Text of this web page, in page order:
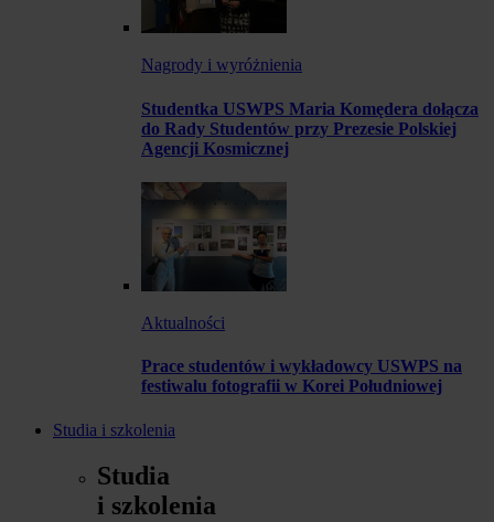
Nagrody i wyróżnienia
Studentka USWPS Maria Komędera dołącza
do Rady Studentów przy Prezesie Polskiej
Agencji Kosmicznej
Aktualności
Prace studentów i wykładowcy USWPS na
festiwalu fotografii w Korei Południowej
Studia i szkolenia
Studia
i szkolenia